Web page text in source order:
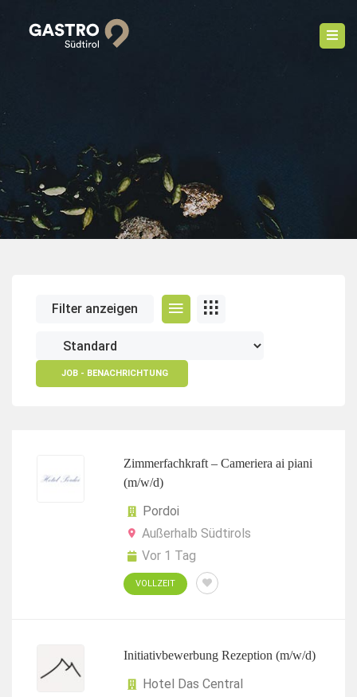
Filter anzeigen
JOB - BENACHRICHTUNG
Zimmerfachkraft – Cameriera ai piani
(m/w/d)
Pordoi
Außerhalb Südtirols
Vor 1 Tag
VOLLZEIT
Initiativbewerbung Rezeption (m/w/d)
Hotel Das Central